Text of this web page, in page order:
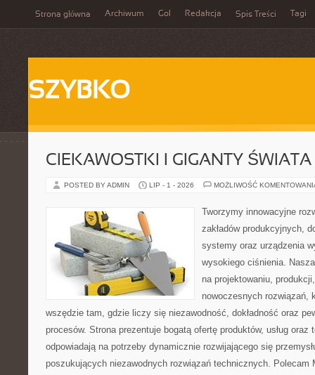
Strona główna Archiwum Gol Redakcja Spis Treści Tagi
SZYBKO
CIEKAWOSTKI I GIGANTY ŚWIATA
POSTED BY ADMIN LIP - 1 - 2026 MOŻLIWOŚĆ
Tworzymy innowacyjne
zakładów produkcyjnych,
systemy oraz urządzenia
wysokiego ciśnienia.
na projektowaniu,
nowoczesnych rozwiązań,
wszędzie tam, gdzie liczy się niezawodność, dokładność oraz
procesów. Strona prezentuje bogatą ofertę produktów, usług oraz
odpowiadają na potrzeby dynamicznie rozwijającego się
poszukujących niezawodnych rozwiązań technicznych. Polecam